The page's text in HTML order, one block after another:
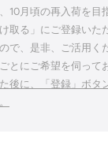
10月頃の再入荷を目
取る」にご登録いた
で、是非、ご活用く
とにご希望を伺って
後に、「登録」ボタ